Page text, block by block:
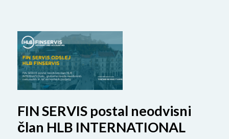
FIN SERVIS postal neodvisni
član HLB INTERNATIONAL